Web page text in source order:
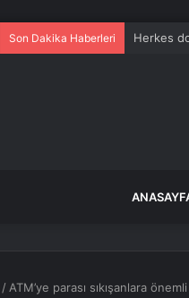
Son Dakika Haberleri Herkes
/ ATM’ye parası sıkışanlara